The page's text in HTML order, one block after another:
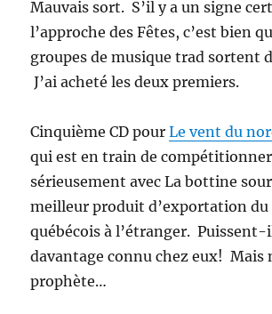
Mauvais sort. S’il y a un signe
l’approche des Fêtes, c’est bien
groupes de musique trad sortent
J’ai acheté les deux premiers.
Cinquième CD pourLe vent du
qui est en train de compétitionner
sérieusement avec La bottine
meilleur produit d’exportation
québécois à l’étranger. Puissent-
davantage connu chez eux! Mais
prophète…